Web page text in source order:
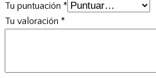
Tu puntuación *
Tu valoración *